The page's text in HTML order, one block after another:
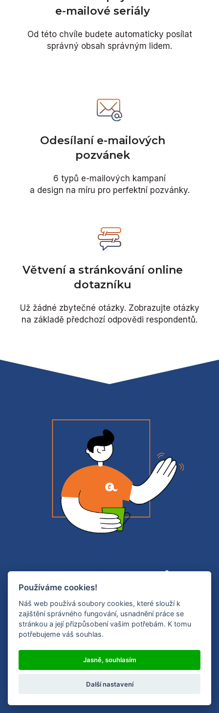
e-mailové seriály
Od této chvíle budete automaticky posílat
správný obsah správným lidem.
Odesílaní e-mailových
pozvánek
6 typů e-mailových kampaní
a design na míru pro perfektní pozvánky.
Větvení a stránkování online
dotazníku
Už žádné zbytečné otázky. Zobrazujte otázky
na základě předchozí odpovědi respondentů.
Usnadněte si
podnikání
Vyzkoušejte Quandu
Začněte klidně hned. Je to zdarma.
Používáme cookies!
Náš web používá soubory cookies, které slouží k
zajištění správného fungování, usnadnění práce se
stránkou a její přizpůsobení vašim potřebám. K tomu
potřebujeme váš souhlas.
Jasně, souhlasím
Další nastavení